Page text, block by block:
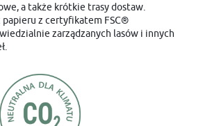
a także krótkie trasy dostaw.
papieru z certyfikatem FSC®
zarządzanych lasów i innych